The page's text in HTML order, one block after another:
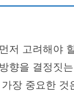
저 고려해야
향을 결정짓
장 중요한 것